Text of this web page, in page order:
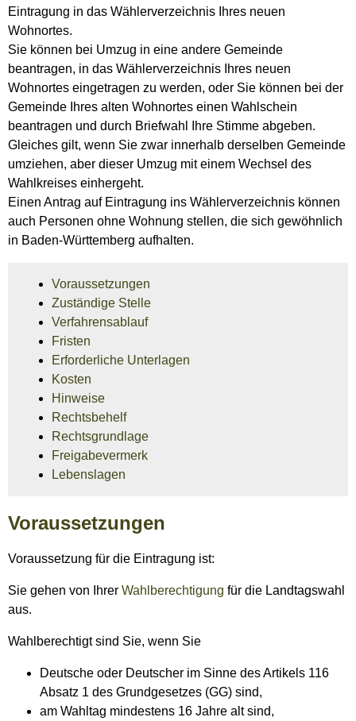
Eintragung in das Wählerverzeichnis Ihres neuen
Wohnortes.
Sie können bei Umzug in eine andere Gemeinde
beantragen, in das Wählerverzeichnis Ihres neuen
Wohnortes eingetragen zu werden, oder Sie können bei der
Gemeinde Ihres alten Wohnortes einen Wahlschein
beantragen und durch Briefwahl Ihre Stimme abgeben.
Gleiches gilt, wenn Sie zwar innerhalb derselben Gemeinde
umziehen, aber dieser Umzug mit einem Wechsel des
Wahlkreises einhergeht.
Einen Antrag auf Eintragung ins Wählerverzeichnis können
auch Personen ohne Wohnung stellen, die sich gewöhnlich
in Baden-Württemberg aufhalten.
Voraussetzungen
Zuständige Stelle
Verfahrensablauf
Fristen
Erforderliche Unterlagen
Kosten
Hinweise
Rechtsbehelf
Rechtsgrundlage
Freigabevermerk
Lebenslagen
Voraussetzungen
Voraussetzung für die Eintragung ist:
Sie gehen von Ihrer Wahlberechtigung für die Landtagswahl
aus.
Wahlberechtigt sind Sie, wenn Sie
Deutsche oder Deutscher im Sinne des Artikels 116
Absatz 1 des Grundgesetzes (GG) sind,
am Wahltag mindestens 16 Jahre alt sind,